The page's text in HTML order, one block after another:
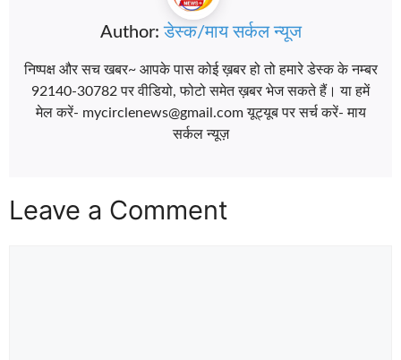
Author:डेस्क/माय सर्कल न्यूज
निष्पक्ष और सच खबर~ आपके पास कोई ख़बर हो तो हमारे डेस्क के नम्बर
92140-30782 पर वीडियो, फोटो समेत ख़बर भेज सकते हैं। या हमें
मेल करें- mycirclenews@gmail.com यूट्यूब पर सर्च करें- माय
सर्कल न्यूज़
Leave a Comment